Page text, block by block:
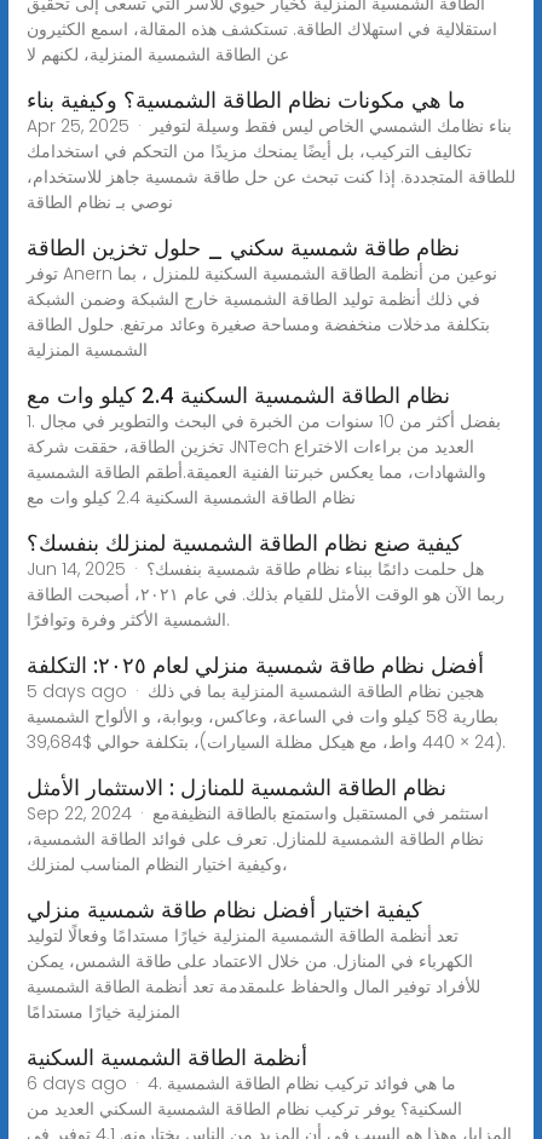
استقلالية في استهلاك الطاقة. تستكشف هذه المقالة، اسمع الكثيرون
عن الطاقة الشمسية المنزلية، لكنهم لا
ما هي مكونات نظام الطاقة الشمسية؟ وكيفية بناء
Apr 25, 2025 · بناء نظامك الشمسي الخاص ليس فقط وسيلة لتوفير
تكاليف التركيب، بل أيضًا يمنحك مزيدًا من التحكم في استخدامك
للطاقة المتجددة. إذا كنت تبحث عن حل طاقة شمسية جاهز للاستخدام،
نوصي بـ نظام الطاقة
نظام طاقة شمسية سكني _ حلول تخزين الطاقة
توفر Anern نوعين من أنظمة الطاقة الشمسية السكنية للمنزل ، بما
في ذلك أنظمة توليد الطاقة الشمسية خارج الشبكة وضمن الشبكة
بتكلفة مدخلات منخفضة ومساحة صغيرة وعائد مرتفع. حلول الطاقة
الشمسية المنزلية
نظام الطاقة الشمسية السكنية 2.4 كيلو وات مع
1. بفضل أكثر من 10 سنوات من الخبرة في البحث والتطوير في مجال
تخزين الطاقة، حققت شركة JNTech العديد من براءات الاختراع
والشهادات، مما يعكس خبرتنا الفنية العميقة.أطقم الطاقة الشمسية
نظام الطاقة الشمسية السكنية 2.4 كيلو وات مع
كيفية صنع نظام الطاقة الشمسية لمنزلك بنفسك؟
Jun 14, 2025 · هل حلمت دائمًا ببناء نظام طاقة شمسية بنفسك؟
ربما الآن هو الوقت الأمثل للقيام بذلك. في عام ٢٠٢١، أصبحت الطاقة
الشمسية الأكثر وفرة وتوافرًا.
أفضل نظام طاقة شمسية منزلي لعام ٢٠٢٥: التكلفة
5 days ago · هجين نظام الطاقة الشمسية المنزلية بما في ذلك
بطارية 58 كيلو وات في الساعة، وعاكس، وبوابة، و الألواح الشمسية
(24 × 440 واط، مع هيكل مظلة السيارات)، بتكلفة حوالي $39,684.
نظام الطاقة الشمسية للمنازل : الاستثمار الأمثل
Sep 22, 2024 · استثمر في المستقبل واستمتع بالطاقة النظيفةمع
نظام الطاقة الشمسية للمنازل. تعرف على فوائد الطاقة الشمسية،
وكيفية اختيار النظام المناسب لمنزلك،
كيفية اختيار أفضل نظام طاقة شمسية منزلي
تعد أنظمة الطاقة الشمسية المنزلية خيارًا مستدامًا وفعالًا لتوليد
الكهرباء في المنازل. من خلال الاعتماد على طاقة الشمس، يمكن
للأفراد توفير المال والحفاظ علىمقدمة تعد أنظمة الطاقة الشمسية
المنزلية خيارًا مستدامًا
أنظمة الطاقة الشمسية السكنية
6 days ago · 4. ما هي فوائد تركيب نظام الطاقة الشمسية
السكنية؟ يوفر تركيب نظام الطاقة الشمسية السكني العديد من
المزايا، وهذا هو السبب في أن المزيد من الناس يختارونه. 4.1 توفير في